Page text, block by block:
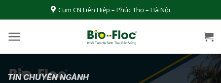
qua
nội
dung
Cụm CN Liên Hiệp – Phúc Thọ – Hà Nội
TIN CHUYÊN NGÀNH